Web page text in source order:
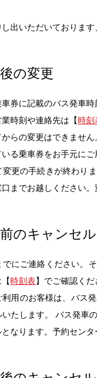
出いただいておりま
の変更
券に記載のバス発車
時刻や連絡先は【時刻
らの変更はできませ
る乗車券をお手元に
更の手続きが終わり
までお越しください
のキャンセル
にご連絡ください。
時刻表】でご確認くだ
用のお客様は、バス
たします。 バス発車
なります。予約センタ